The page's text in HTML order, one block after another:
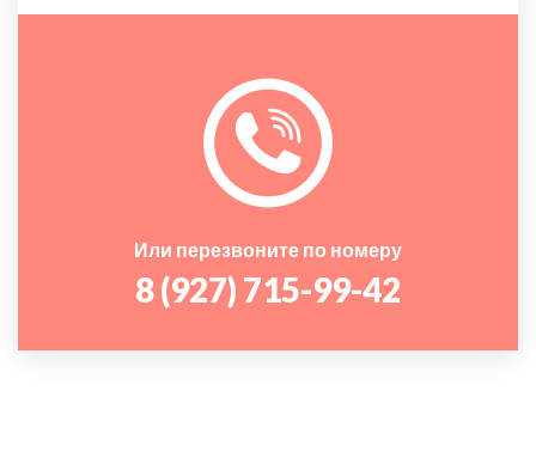
Или перезвоните по номеру
8 (927) 715-99-42